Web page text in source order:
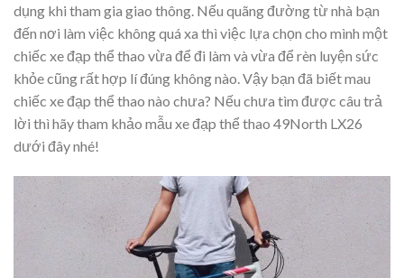
dụng khi tham gia giao thông. Nếu quãng đường từ nhà bạn
đến nơi làm việc không quá xa thì việc lựa chọn cho mình một
chiếc xe đạp thể thao vừa để đi làm và vừa để rèn luyện sức
khỏe cũng rất hợp lí đúng không nào. Vậy bạn đã biết mau
chiếc xe đạp thể thao nào chưa? Nếu chưa tìm được câu trả
lời thì hãy tham khảo mẫu xe đạp thể thao 49North LX26
dưới đây nhé!